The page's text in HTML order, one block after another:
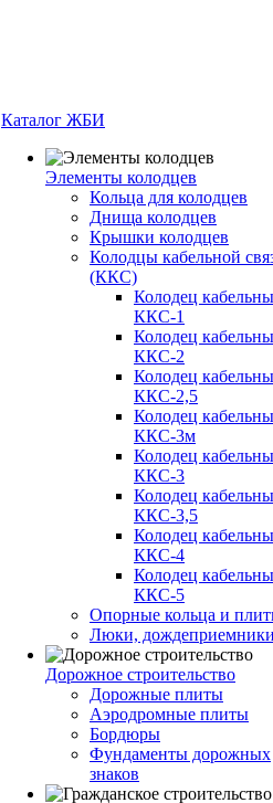
Каталог ЖБИ
Элементы колодцев
Кольца для колодцев
Днища колодцев
Крышки колодцев
Колодцы кабельной
(ККС)
Колодец
ККС-1
Колодец
ККС-2
Колодец
ККС-2,5
Колодец
ККС-3м
Колодец
ККС-3
Колодец
ККС-3,5
Колодец
ККС-4
Колодец
ККС-5
Опорные кольца и
Люки,
Дорожное строительство
Дорожные плиты
Аэродромные плиты
Бордюры
Фундаменты дорожных
знаков